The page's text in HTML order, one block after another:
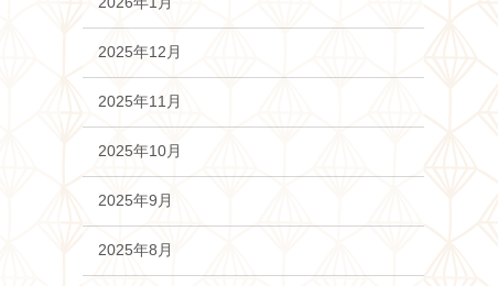
2025年12月
2025年11月
2025年10月
2025年9月
2025年8月